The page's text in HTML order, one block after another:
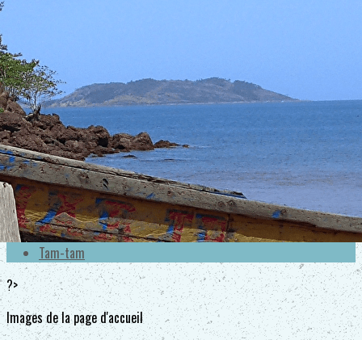
Exporter uniquement les colonnes affichées
Menu
<
>
Bienvenue chez Aïba
Agend'Aïba
J'adhère !
Tarifs
Boutik'danse
Tam-tam
?>
Images de la page d'accueil